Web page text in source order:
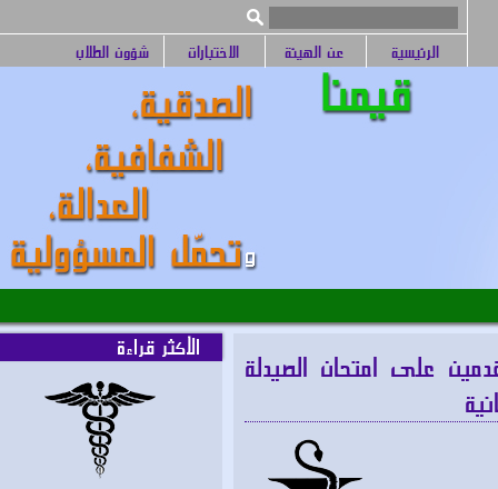
الرئيسية عن الهيئة الاختبارات شؤون الطلاب
على امتحان الصيدلة
الأكثر قراءة